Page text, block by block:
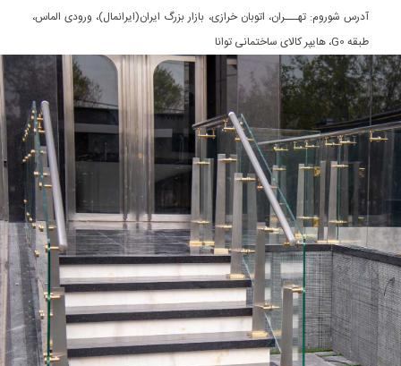
آدرس شوروم: تهـــران، اتوبان خرازی، بازار بزرگ ایران(ایرانمال)، ورودی الماس،
طبقه G0، هایپر کالای ساختمانی توانا